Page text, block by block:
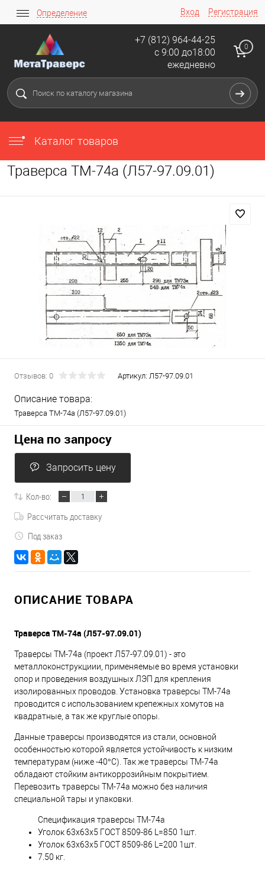
Вход Регистрация
Определение
+7 (812) 964-44-25
с 9:00 до18:00
ежедневно
0
Каталог товаров
Траверса ТМ-74а (Л57-97.09.01)
Отзывов: 0 Артикул: Л57-97.09.01
Описание товара:
Траверса ТМ-74а (Л57-97.09.01)
Цена по запросу
Запросить цену
Кол-во:
Рассчитать доставку
Под заказ
ОПИСАНИЕ ТОВАРА
Траверса ТМ-74а (Л57-97.09.01)
Траверсы ТМ-74а (проект Л57-97.09.01) - это
металлоконструкциии, применяемые во время установки
опор и проведения воздушных ЛЭП для крепления
изолированных проводов. Установка траверсы ТМ-74а
проводится с использованием крепежных хомутов на
квадратные, а так же круглые опоры.
Данные траверсы производятся из стали, основной
особенностью которой является устойчивость к низким
температурам (ниже -40°С). Так же траверсы ТМ-74а
обладают стойким антикоррозийным покрытием.
Перевозить траверсы ТМ-74а можно без наличия
специальной тары и упаковки.
Спецификация траверсы ТМ-74а
Уголок 63х63х5 ГОСТ 8509-86 L=850 1шт.
Уголок 63х63х5 ГОСТ 8509-86 L=200 1шт.
7.50 кг.